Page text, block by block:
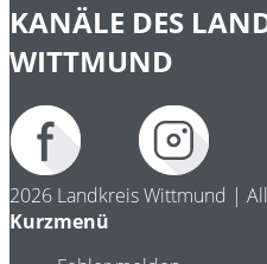
KANÄLE DES
WITTMUND
2026 Landkreis Wittmund |
Kurzmenü